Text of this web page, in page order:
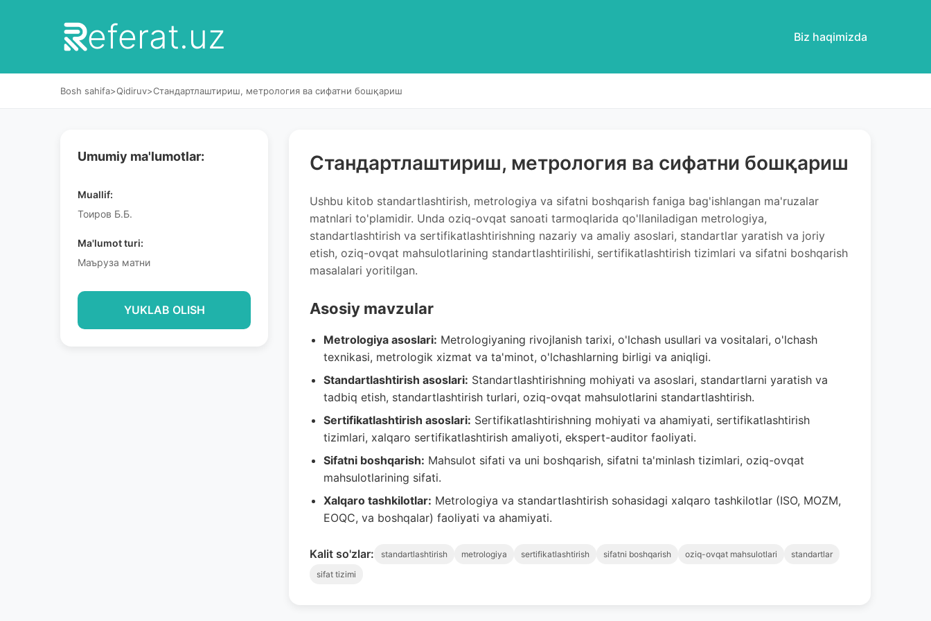
eferat.uz Biz haqimizda
Bosh sahifa>Qidiruv>Cтандартлаштириш, метрология ва сифатни бошқариш
Umumiy ma'lumotlar:
Muallif:
Тоиров Б.Б.
Ma'lumot turi:
Маъруза матни
YUKLAB OLISH
Cтандартлаштириш, метрология ва сифатни бошқариш
Ushbu kitob standartlashtirish, metrologiya va sifatni boshqarish faniga bag'ishlangan ma'ruzalar
matnlari to'plamidir. Unda oziq-ovqat sanoati tarmoqlarida qo'llaniladigan metrologiya,
standartlashtirish va sertifikatlashtirishning nazariy va amaliy asoslari, standartlar yaratish va joriy
etish, oziq-ovqat mahsulotlarining standartlashtirilishi, sertifikatlashtirish tizimlari va sifatni boshqarish
masalalari yoritilgan.
Asosiy mavzular
Metrologiya asoslari: Metrologiyaning rivojlanish tarixi, o'lchash usullari va vositalari, o'lchash
texnikasi, metrologik xizmat va ta'minot, o'lchashlarning birligi va aniqligi.
Standartlashtirish asoslari: Standartlashtirishning mohiyati va asoslari, standartlarni yaratish va
tadbiq etish, standartlashtirish turlari, oziq-ovqat mahsulotlarini standartlashtirish.
Sertifikatlashtirish asoslari: Sertifikatlashtirishning mohiyati va ahamiyati, sertifikatlashtirish
tizimlari, xalqaro sertifikatlashtirish amaliyoti, ekspert-auditor faoliyati.
Sifatni boshqarish: Mahsulot sifati va uni boshqarish, sifatni ta'minlash tizimlari, oziq-ovqat
mahsulotlarining sifati.
Xalqaro tashkilotlar: Metrologiya va standartlashtirish sohasidagi xalqaro tashkilotlar (ISO, MOZM,
EOQC, va boshqalar) faoliyati va ahamiyati.
Kalit so'zlar: standartlashtirish metrologiya sertifikatlashtirish sifatni boshqarish oziq-ovqat mahsulotlari
standartlar
sifat tizimi